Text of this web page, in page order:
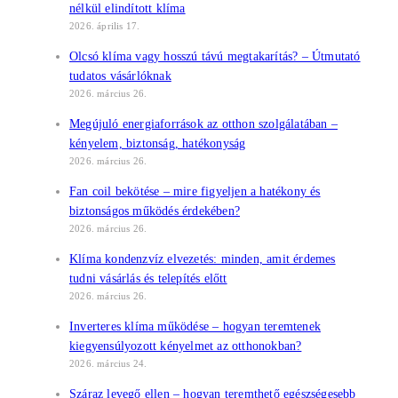
nélkül elindított klíma
2026. április 17.
Olcsó klíma vagy hosszú távú megtakarítás? – Útmutató
tudatos vásárlóknak
2026. március 26.
Megújuló energiaforrások az otthon szolgálatában –
kényelem, biztonság, hatékonyság
2026. március 26.
Fan coil bekötése – mire figyeljen a hatékony és
biztonságos működés érdekében?
2026. március 26.
Klíma kondenzvíz elvezetés: minden, amit érdemes
tudni vásárlás és telepítés előtt
2026. március 26.
Inverteres klíma működése – hogyan teremtenek
kiegyensúlyozott kényelmet az otthonokban?
2026. március 24.
Száraz levegő ellen – hogyan teremthető egészségesebb